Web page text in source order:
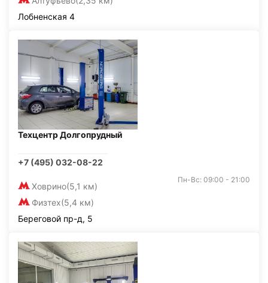
Лобненская 4
Техцентр Долгопрудный
+7 (495) 032-08-22
Ховрино(5,1 км)
Физтех(5,4 км)
Пн-Вс: 09:00 - 21:00
Береговой пр-д, 5